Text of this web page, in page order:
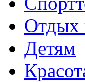
Отдых
Детям